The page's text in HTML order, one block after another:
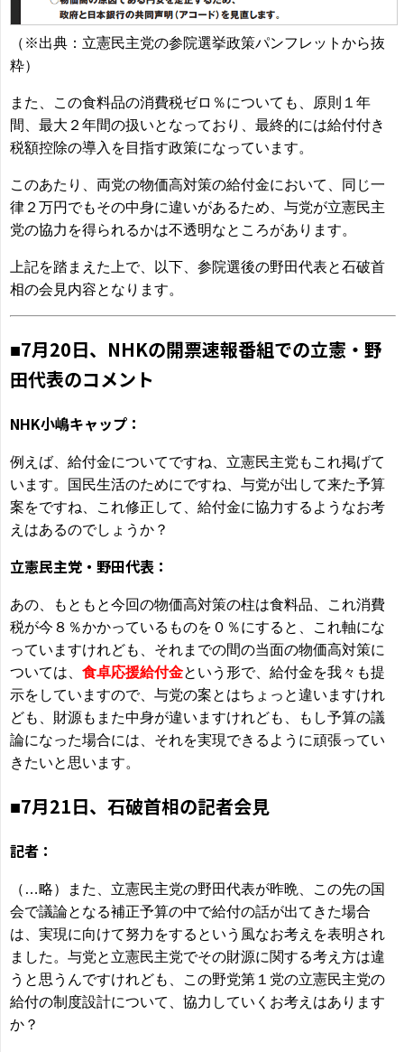
（※出典：立憲民主党の参院選挙政策パンフレットから抜
粋）
また、この食料品の消費税ゼロ％についても、原則１年
間、最大２年間の扱いとなっており、最終的には給付付き
税額控除の導入を目指す政策になっています。
このあたり、両党の物価高対策の給付金において、同じ一
律２万円でもその中身に違いがあるため、与党が立憲民主
党の協力を得られるかは不透明なところがあります。
上記を踏まえた上で、以下、参院選後の野田代表と石破首
相の会見内容となります。
■7月20日、NHKの開票速報番組での立憲・野
田代表のコメント
NHK小嶋キャップ：
例えば、給付金についてですね、立憲民主党もこれ掲げて
います。国民生活のためにですね、与党が出して来た予算
案をですね、これ修正して、給付金に協力するようなお考
えはあるのでしょうか？
立憲民主党・野田代表：
あの、もともと今回の物価高対策の柱は食料品、これ消費
税が今８％かかっているものを０％にすると、これ軸にな
っていますけれども、それまでの間の当面の物価高対策に
ついては、 食卓応援給付金という形で、給付金を我々も提
示をしていますので、与党の案とはちょっと違いますけれ
ども、財源もまた中身が違いますけれども、もし予算の議
論になった場合には、それを実現できるように頑張ってい
きたいと思います。
■7月21日、石破首相の記者会見
記者：
（…略）また、立憲民主党の野田代表が昨晩、この先の国
会で議論となる補正予算の中で給付の話が出てきた場合
は、実現に向けて努力をするという風なお考えを表明され
ました。与党と立憲民主党でその財源に関する考え方は違
うと思うんですけれども、この野党第１党の立憲民主党の
給付の制度設計について、協力していくお考えはあります
か？